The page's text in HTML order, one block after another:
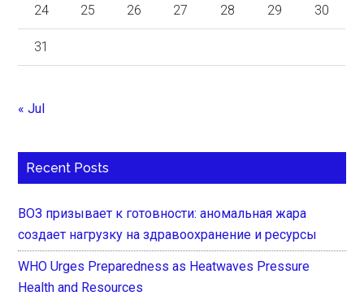
24 25 26 27 28 29 30
31
« Jul
Recent Posts
ВОЗ призывает к готовности: аномальная жара
создает нагрузку на здравоохранение и ресурсы
WHO Urges Preparedness as Heatwaves Pressure
Health and Resources